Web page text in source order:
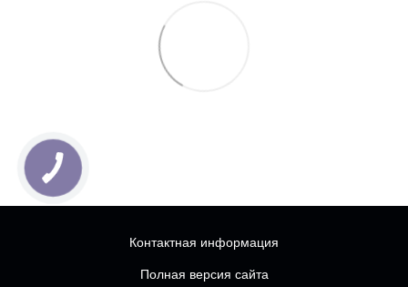
Контактная информация
Полная версия сайта